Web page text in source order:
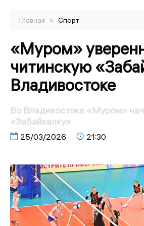
Главная > Спорт
«Муром»
читинскую
Владивостоке
Во Владивостоке «Муром»
«Забайкалку»
25/03/2026 21:30